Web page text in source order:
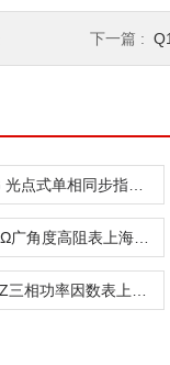
下一篇 :